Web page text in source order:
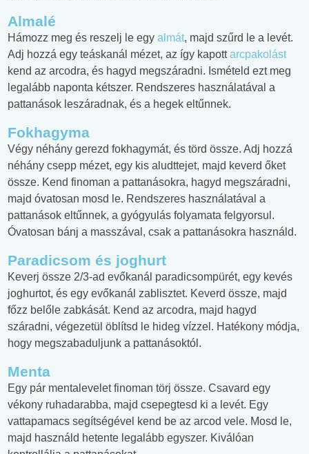
Almalé
Hámozz meg és reszelj le egy almát, majd szűrd le a levét.
Adj hozzá egy teáskanál mézet, az így kapottarcpakolást
kend az arcodra, és hagyd megszáradni. Ismételd ezt meg
legalább naponta kétszer. Rendszeres használatával a
pattanások leszáradnak, és a hegek eltűnnek.
Fokhagyma
Végy néhány gerezd fokhagymát, és törd össze. Adj hozzá
néhány csepp mézet, egy kis aludttejet, majd keverd őket
össze. Kend finoman a pattanásokra, hagyd megszáradni,
majd óvatosan mosd le. Rendszeres használatával a
pattanások eltűnnek, a gyógyulás folyamata felgyorsul.
Óvatosan bánj a masszával, csak a pattanásokra használd.
Paradicsom és joghurt
Keverj össze 2/3-ad evőkanál paradicsompürét, egy kevés
joghurtot, és egy evőkanál zablisztet. Keverd össze, majd
főzz belőle zabkását. Kend az arcodra, majd hagyd
száradni, végezetül öblítsd le hideg vízzel. Hatékony módja,
hogy megszabaduljunk a pattanásoktól.
Menta
Egy pár mentalevelet finoman törj össze. Csavard egy
vékony ruhadarabba, majd csepegtesd ki a levét. Egy
vattapamacs segítségével kend be az arcod vele. Mosd le,
majd használd hetente legalább egyszer. Kiválóan